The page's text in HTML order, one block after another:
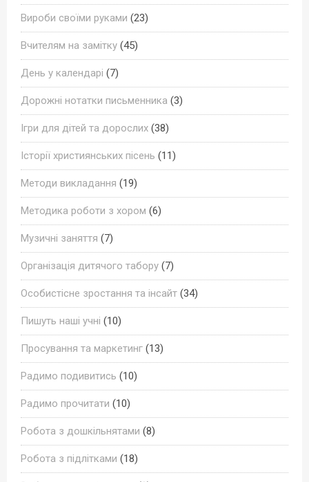
Вироби своїми руками (23)
Вчителям на замітку (45)
День у календарі (7)
Дорожні нотатки письменника (3)
Ігри для дітей та дорослих (38)
Історії християнських пісень (11)
Методи викладання (19)
Методика роботи з хором (6)
Музичні заняття (7)
Організація дитячого табору (7)
Особистісне зростання та інсайт (34)
Пишуть наші учні (10)
Просування та маркетинг (13)
Радимо подивитись (10)
Радимо прочитати (10)
Робота з дошкільнятами (8)
Робота з підлітками (18)